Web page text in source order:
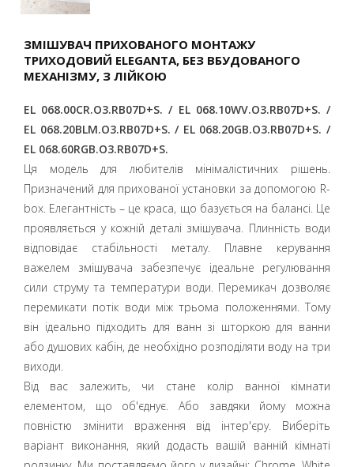
ЗМІШУВАЧ ПРИХОВАНОГО МОНТАЖУ
ТРИХОДОВИЙ ELEGANTA, БЕЗ ВБУДОВАНОГО
МЕХАНІЗМУ, З ЛІЙКОЮ
EL 068.00CR.O3.RB07D+S. / EL 068.10WV.O3.RB07D+S. /
EL 068.20BLM.O3.RB07D+S. / EL 068.20GB.O3.RB07D+S. /
EL 068.60RGB.O3.RB07D+S.
Ця модель для любителів мінімалістичних рішень.
Призначений для прихованої установки за допомогою R-
box. Елегантність – це краса, що базується на балансі. Це
проявляється у кожній деталі змішувача. Плинність води
відповідає стабільності металу. Плавне керування
важелем змішувача забезпечує ідеальне регулювання
сили струму та температури води. Перемикач дозволяє
перемикати потік води між трьома положеннями. Тому
він ідеально підходить для ванн зі шторкою для ванни
або душових кабін, де необхідно розподіляти воду на три
виходи.
Від вас залежить, чи стане колір ванної кімнати
елементом, що об'єднує. Або завдяки йому можна
повністю змінити враження від інтер'єру. Виберіть
варіант виконання, який додасть вашій ванній кімнаті